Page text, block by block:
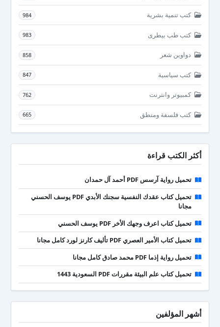
كتب تنمية بشرية 984
كتب طب بيطرى 983
دواوين شعر 858
كتب سياسية 847
كمبيوتر وانترنت 762
كتب فلسفة ومنطق 665
أكثر الكتب قراءة
تحميل رواية آرسس PDF أحمد آل حمدان
تحميل كتاب عقدك النفسية سجنك الأبدي PDF يوسف الحسني
مجانا
تحميل كتاب اعرف وجهك الأخر PDF يوسف الحسني
تحميل كتاب الأمير العصري PDF تأليف كارنز لورد كامل مجانا
تحميل رواية إذما PDF محمد صادق كامل مجانا
تحميل كتاب علم البيئة مقررات PDF السعودية 1443
أشهر المؤلفين